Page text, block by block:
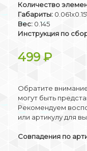
Количество
Габариты:
Вес: 0.145
Инструкция по
499 ₽
Обратите
могут быть
Рекомендуем
или артикулу для
Совпадения по